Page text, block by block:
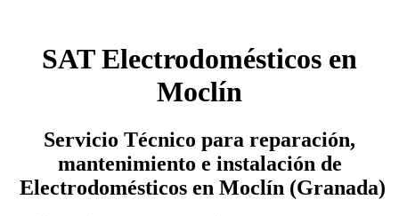
SAT Electrodomésticos en
Moclín
Servicio Técnico para reparación,
mantenimiento e instalación de
Electrodomésticos en Moclín (Granada)